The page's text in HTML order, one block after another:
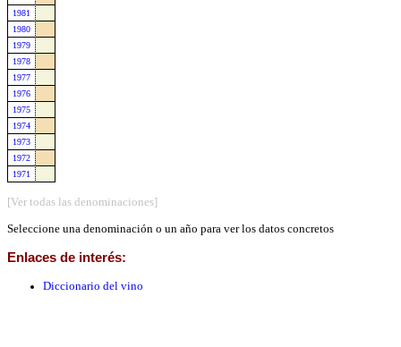
1981
1980
1979
1978
1977
1976
1975
1974
1973
1972
1971
[Ver todas las denominaciones]
Seleccione una denominación o un año para ver los datos concretos
Enlaces de interés:
Diccionario del vino